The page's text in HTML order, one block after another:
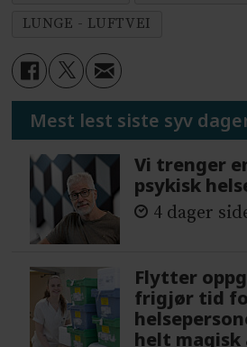
LUNGE - LUFTVEI
Mest lest siste syv
Vi trenger
psykisk
4 dager
Flytter
frigjør tid
helt